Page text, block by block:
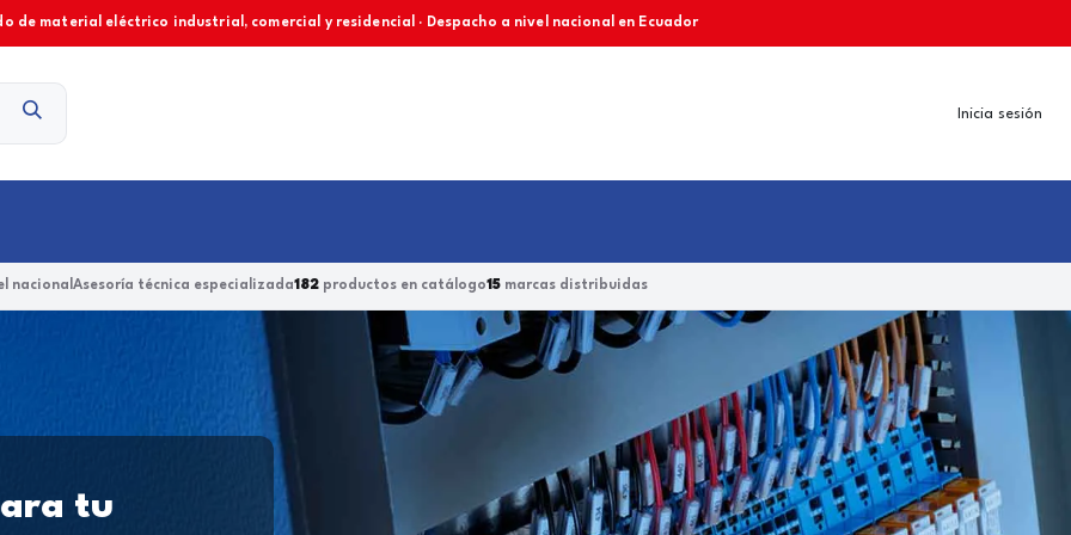
de material eléctrico industrial, comercial y residencial · Despacho a nivel nacional en Ecuador
Inicia sesión
nacional Asesoría técnica especializada182productos en catálogo15marcas distribuidas
tu